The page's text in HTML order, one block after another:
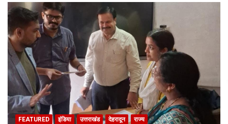
FEATURED इंडिया उत्तराखंड देहरादून राज्य